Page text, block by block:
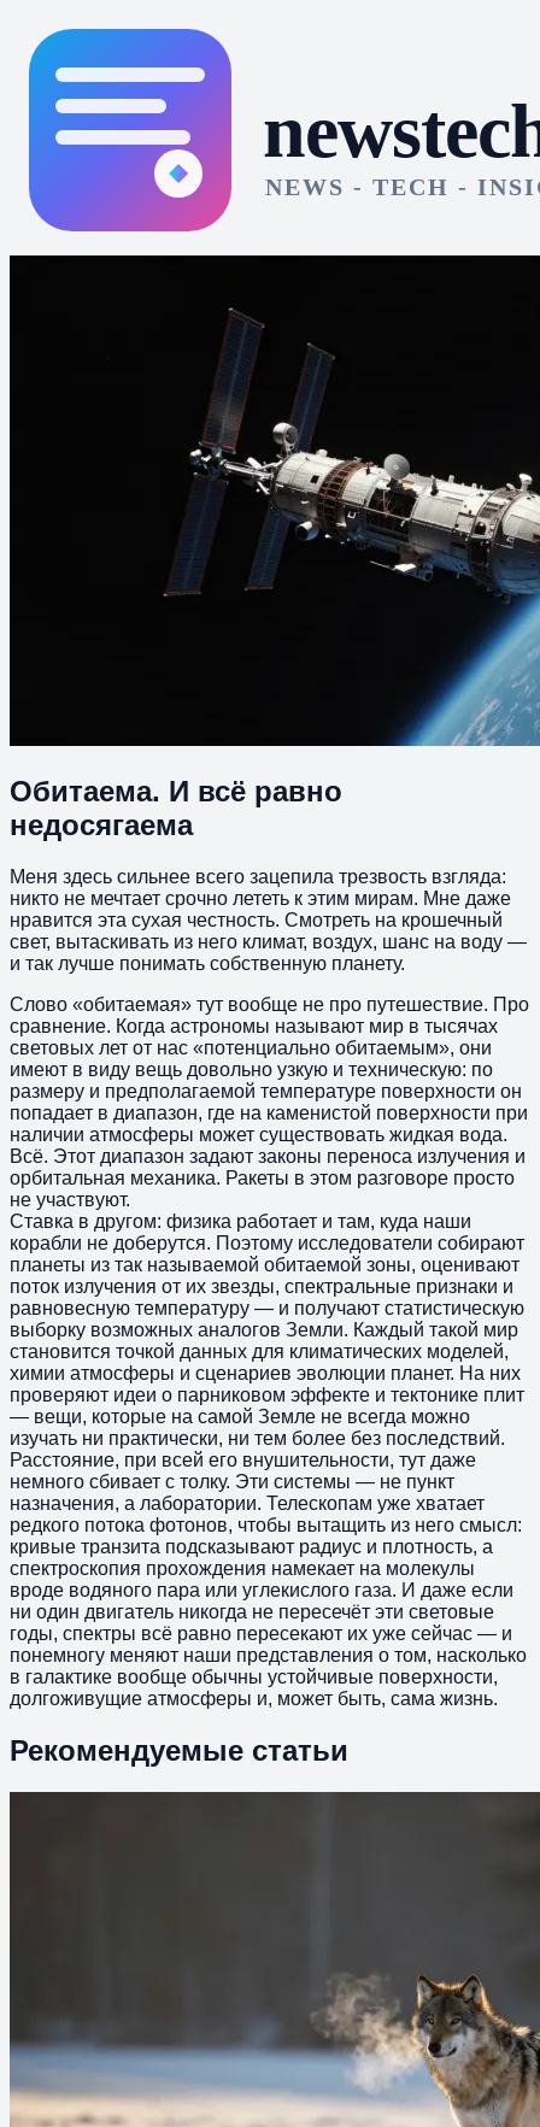
Обитаема. И всё равно
недосягаема
Меня здесь сильнее всего зацепила трезвость взгляда:
никто не мечтает срочно лететь к этим мирам. Мне даже
нравится эта сухая честность. Смотреть на крошечный
свет, вытаскивать из него климат, воздух, шанс на воду —
и так лучше понимать собственную планету.
Слово «обитаемая» тут вообще не про путешествие. Про
сравнение. Когда астрономы называют мир в тысячах
световых лет от нас «потенциально обитаемым», они
имеют в виду вещь довольно узкую и техническую: по
размеру и предполагаемой температуре поверхности он
попадает в диапазон, где на каменистой поверхности при
наличии атмосферы может существовать жидкая вода.
Всё. Этот диапазон задают законы переноса излучения и
орбитальная механика. Ракеты в этом разговоре просто
не участвуют.
Ставка в другом: физика работает и там, куда наши
корабли не доберутся. Поэтому исследователи собирают
планеты из так называемой обитаемой зоны, оценивают
поток излучения от их звезды, спектральные признаки и
равновесную температуру — и получают статистическую
выборку возможных аналогов Земли. Каждый такой мир
становится точкой данных для климатических моделей,
химии атмосферы и сценариев эволюции планет. На них
проверяют идеи о парниковом эффекте и тектонике плит
— вещи, которые на самой Земле не всегда можно
изучать ни практически, ни тем более без последствий.
Расстояние, при всей его внушительности, тут даже
немного сбивает с толку. Эти системы — не пункт
назначения, а лаборатории. Телескопам уже хватает
редкого потока фотонов, чтобы вытащить из него смысл:
кривые транзита подсказывают радиус и плотность, а
спектроскопия прохождения намекает на молекулы
вроде водяного пара или углекислого газа. И даже если
ни один двигатель никогда не пересечёт эти световые
годы, спектры всё равно пересекают их уже сейчас — и
понемногу меняют наши представления о том, насколько
в галактике вообще обычны устойчивые поверхности,
долгоживущие атмосферы и, может быть, сама жизнь.
Рекомендуемые статьи